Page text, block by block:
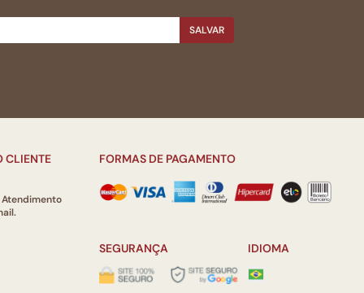
SALVAR
CLIENTE
Atendimento
FORMAS DE PAGAMENTO
SEGURANÇA IDIOMA